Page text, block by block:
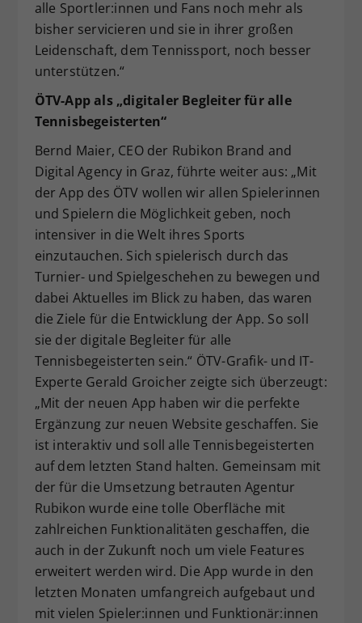
alle Sportler:innen und Fans noch mehr als
bisher servicieren und sie in ihrer großen
Leidenschaft, dem Tennissport, noch besser
unterstützen.“
ÖTV-App als „digitaler Begleiter für alle
Tennisbegeisterten“
Bernd Maier, CEO der Rubikon Brand and
Digital Agency in Graz, führte weiter aus: „Mit
der App des ÖTV wollen wir allen Spielerinnen
und Spielern die Möglichkeit geben, noch
intensiver in die Welt ihres Sports
einzutauchen. Sich spielerisch durch das
Turnier- und Spielgeschehen zu bewegen und
dabei Aktuelles im Blick zu haben, das waren
die Ziele für die Entwicklung der App. So soll
sie der digitale Begleiter für alle
Tennisbegeisterten sein.“ ÖTV-Grafik- und IT-
Experte Gerald Groicher zeigte sich überzeugt:
„Mit der neuen App haben wir die perfekte
Ergänzung zur neuen Website geschaffen. Sie
ist interaktiv und soll alle Tennisbegeisterten
auf dem letzten Stand halten. Gemeinsam mit
der für die Umsetzung betrauten Agentur
Rubikon wurde eine tolle Oberfläche mit
zahlreichen Funktionalitäten geschaffen, die
auch in der Zukunft noch um viele Features
erweitert werden wird. Die App wurde in den
letzten Monaten umfangreich aufgebaut und
mit vielen Spieler:innen und Funktionär:innen